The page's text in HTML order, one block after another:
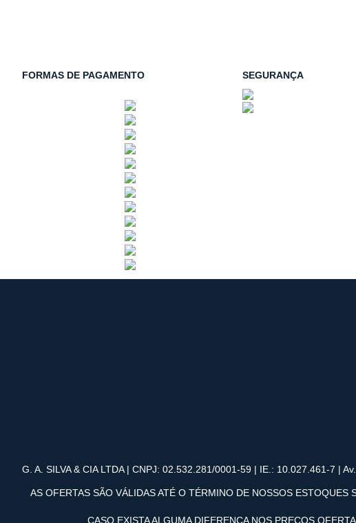
FORMAS DE PAGAMENTO SEGURANÇA
G. A. SILVA & CIA LTDA | CNPJ: 02.532.281/0001-59 | IE.: 10.027.461-7 |
AS OFERTAS SÃO VÁLIDAS ATÉ O TÉRMINO DE NOSSOS
CASO EXISTA ALGUMA DIFERENÇA NOS PREÇOS